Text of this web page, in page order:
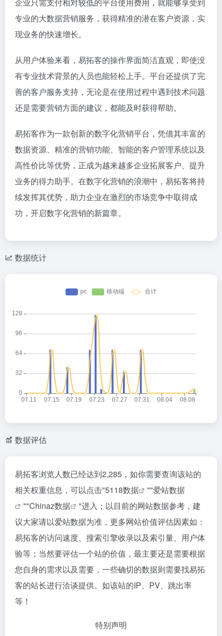
专业的大数据营销服务，获得精准的潜在客户资源，实
现业务的快速增长。
从用户体验来看，易拓客的操作界面简洁直观，即使没
有专业技术背景的人员也能轻松上手。平台还提供了完
善的客户服务支持，无论是在使用过程中遇到技术问题
还是需要营销方面的建议，都能及时获得帮助。
易拓客作为一款创新的数字化营销平台，凭借其丰富的
数据资源、精准的营销功能、智能的客户管理系统以及
高性价比等优势，正成为越来越多企业拓展客户、提升
业务的得力助手。在数字化营销的浪潮中，易拓客将持
续发挥其优势，助力企业在激烈的市场竞争中取得成
功，开启数字化营销的新篇章。
数据统计
数据评估
易拓客浏览人数已经达到2,285，如你需要查询该站的
相关权重信息，可以点击"5118数据 ""爱站数据
""Chinaz数据
"进入；以目前的网站数据参考，建
议大家请以爱站数据为准，更多网站价值评估因素如：
易拓客的访问速度、搜索引擎收录以及索引量、用户体
验等；当然要评估一个站的价值，最主要还是需要根据
您自身的需求以及需要，一些确切的数据则需要找易拓
客的站长进行洽谈提供。如该站的IP、PV、跳出率
等！
特别声明